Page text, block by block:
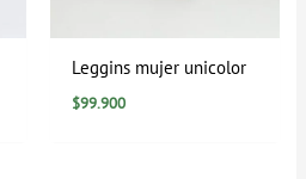
Leggins mujer unicolor
$99.900